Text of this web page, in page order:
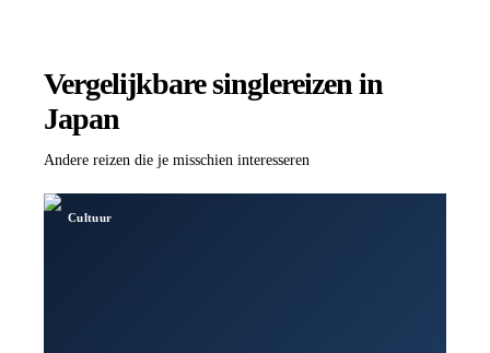
Vergelijkbare singlereizen in
Japan
Andere reizen die je misschien interesseren
Cultuur